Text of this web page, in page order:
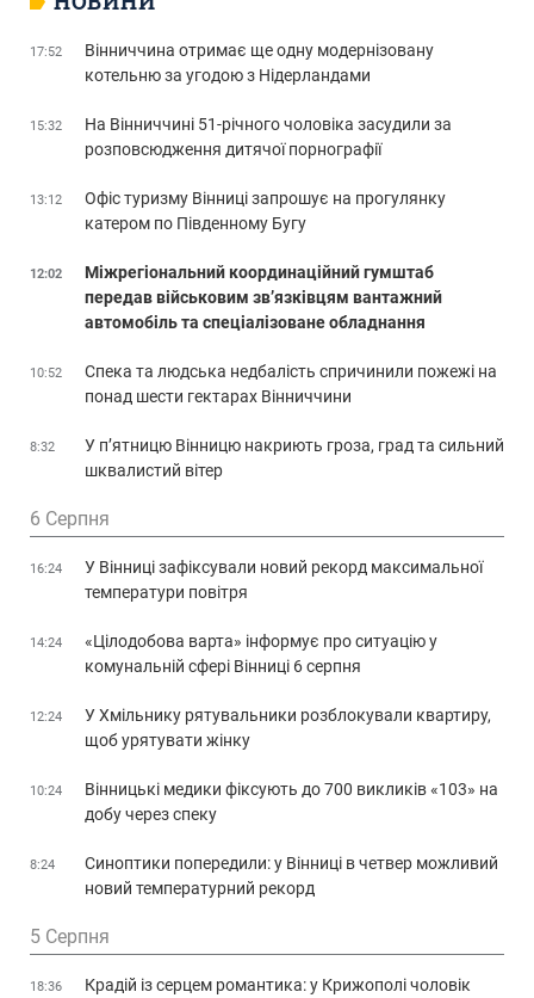
17:52
Вінниччина отримає ще одну модернізовану
котельню за угодою з Нідерландами
15:32
На Вінниччині 51-річного чоловіка засудили за
розповсюдження дитячої порнографії
13:12
Офіс туризму Вінниці запрошує на прогулянку
катером по Південному Бугу
12:02
Міжрегіональний координаційний гумштаб
передав військовим зв’язківцям вантажний
автомобіль та спеціалізоване обладнання
10:52
Спека та людська недбалість спричинили пожежі на
понад шести гектарах Вінниччини
8:32
У п’ятницю Вінницю накриють гроза, град та сильний
шквалистий вітер
6 Серпня
16:24
У Вінниці зафіксували новий рекорд максимальної
температури повітря
14:24
«Цілодобова варта» інформує про ситуацію у
комунальній сфері Вінниці 6 серпня
12:24
У Хмільнику рятувальники розблокували квартиру,
щоб урятувати жінку
10:24
Вінницькі медики фіксують до 700 викликів «103» на
добу через спеку
8:24
Синоптики попередили: у Вінниці в четвер можливий
новий температурний рекорд
5 Серпня
18:36
Крадій із серцем романтика: у Крижополі чоловік